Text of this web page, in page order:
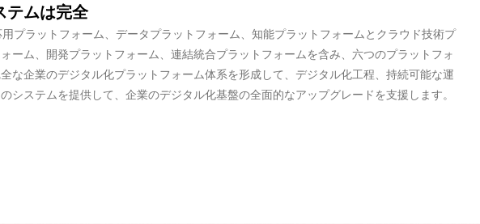
テムは完全
プラットフォーム、データプラットフォーム、知能プラットフォームとクラウド技術プ
ーム、開発プラットフォーム、連結統合プラットフォームを含み、六つのプラットフォ
な企業のデジタル化プラットフォーム体系を形成して、デジタル化工程、持続可能な運
システムを提供して、企業のデジタル化基盤の全面的なアップグレードを支援します。